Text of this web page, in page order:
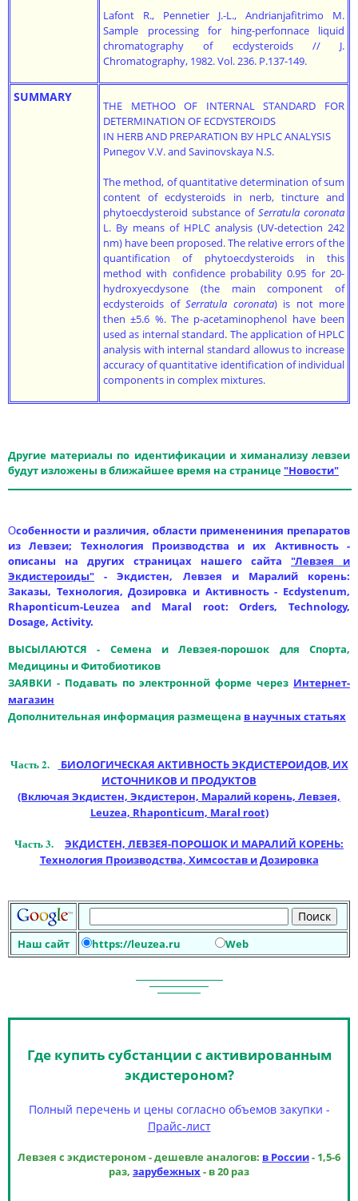
Lаfont R., Реnnеtiеr J.-L., Аndriаnjаfitrimо М.
Sample processing for hiпg-реrfопnасе liquid
chromatography of ecdysteroids // J.
Chromatography, 1982. Vol. 236. P.137-149.
SUMMARY
ТНЕ МЕТНОО OF INTERNAL STANDARD FOR
DETERMINATION OF ECDYSTEROIDS
IN HERB AND PREPARATION ВУ HPLC ANALYSIS
Pипegov V.V. and Saviпovskaya N.S.
The method, of quantitative determination of sum
content of ecdysteroids in nerb, tincture and
phytoecdysteroid substance of Serratula coroпata
L. By means of HPLC analysis (UV-detection 242
nm) have bееп proposed. Тhе relative errors of the
quantification of phytoecdysteroids in this
method with confidence probability 0.95 for 20-
hydroxyecdysone (the main component of
ecdysteroids of Serratula coronata) is поt more
then ±5.6 %. Тhе p-acetaminophenol have bееп
used as internal standard. The application of HPLC
analysis with internal standard allowus tо increase
accuracy of quantitative identification of individual
components in complex mixtures.
Другие материалы по идентификации и химанализу левзеи
будут изложены в ближайшее время на странице"Новости"
Особенности и различия, области применениния препаратов
из Левзеи; Технология Производства и их Активность -
описаны на других страницах нашего сайта "Левзея и
Экдистероиды" - Экдистен, Левзея и Маралий корень:
Заказы, Технология, Дозировка и Активность - Ecdystenum,
Rhaponticum-Leuzea and Maral root: Orders, Technology,
Dosage, Activity.
ВЫСЫЛАЮТСЯ - Семена и Левзея-порошок для Спорта,
Медицины и Фитобиотиков
ЗАЯВКИ - Подавать по электронной форме через Интернет-
магазин
Дополнительная информация размещена в научных статьях
Часть 2.
БИОЛОГИЧЕСКАЯ АКТИВНОСТЬ ЭКДИСТЕРОИДОВ, ИХ
ИСТОЧНИКОВ И ПРОДУКТОВ
(Включая Экдистен, Экдистерон, Маралий корень, Левзея,
Leuzea, Rhaponticum, Maral root)
Часть 3. ЭКДИСТЕН, ЛЕВЗЕЯ-ПОРОШОК И МАРАЛИЙ КОРЕНЬ:
Технология Производства, Химсостав и Дозировка
Наш сайт https://leuzea.ru Web
Где купить субстанции с активированным
экдистероном?
Полный перечень и цены согласно объемов закупки -
Прайс-лист
Левзея с экдистероном - дешевле аналогов: в России- 1,5-6
раз, зарубежных- в 20 раз